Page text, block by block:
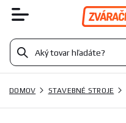
DOMOV STAVEBNÉ STROJE